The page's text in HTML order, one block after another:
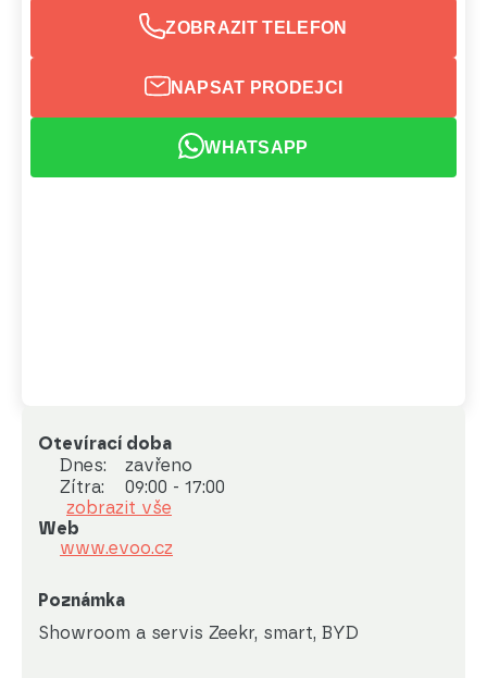
ZOBRAZIT TELEFON
NAPSAT PRODEJCI
WHATSAPP
Otevírací doba
Dnes:
zavřeno
Zítra:
09:00 - 17:00
zobrazit vše
Web
www.evoo.cz
Poznámka
Showroom a servis Zeekr, smart, BYD